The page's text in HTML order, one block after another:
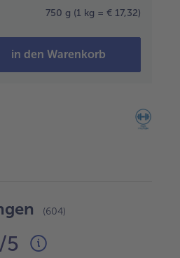
750 g (1 kg = € 17,32)
in den Warenkorb
(604)
5